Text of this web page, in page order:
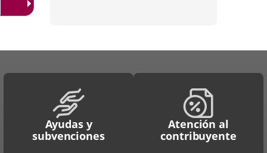
Ayudas y
subvenciones
Atención al
contribuyente